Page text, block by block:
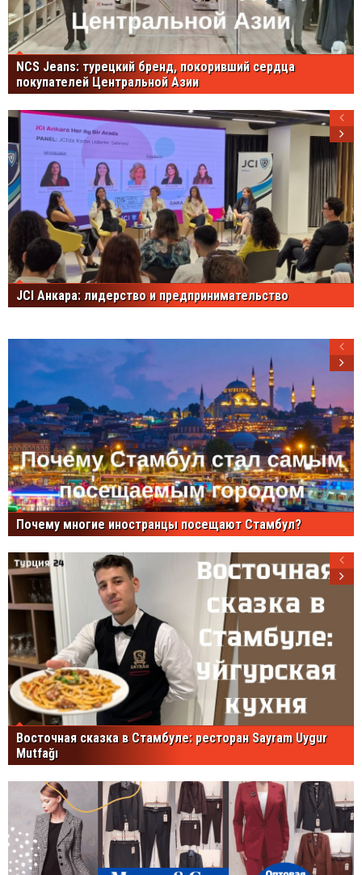
NCS Jeans: турецкий бренд, покоривший сердца
покупателей Центральной Азии
JCI Анкара: лидерство и предпринимательство
Почему многие иностранцы посещают Стамбул?
Восточная сказка в Стамбуле: ресторан Sayram Uygur
Mutfağı